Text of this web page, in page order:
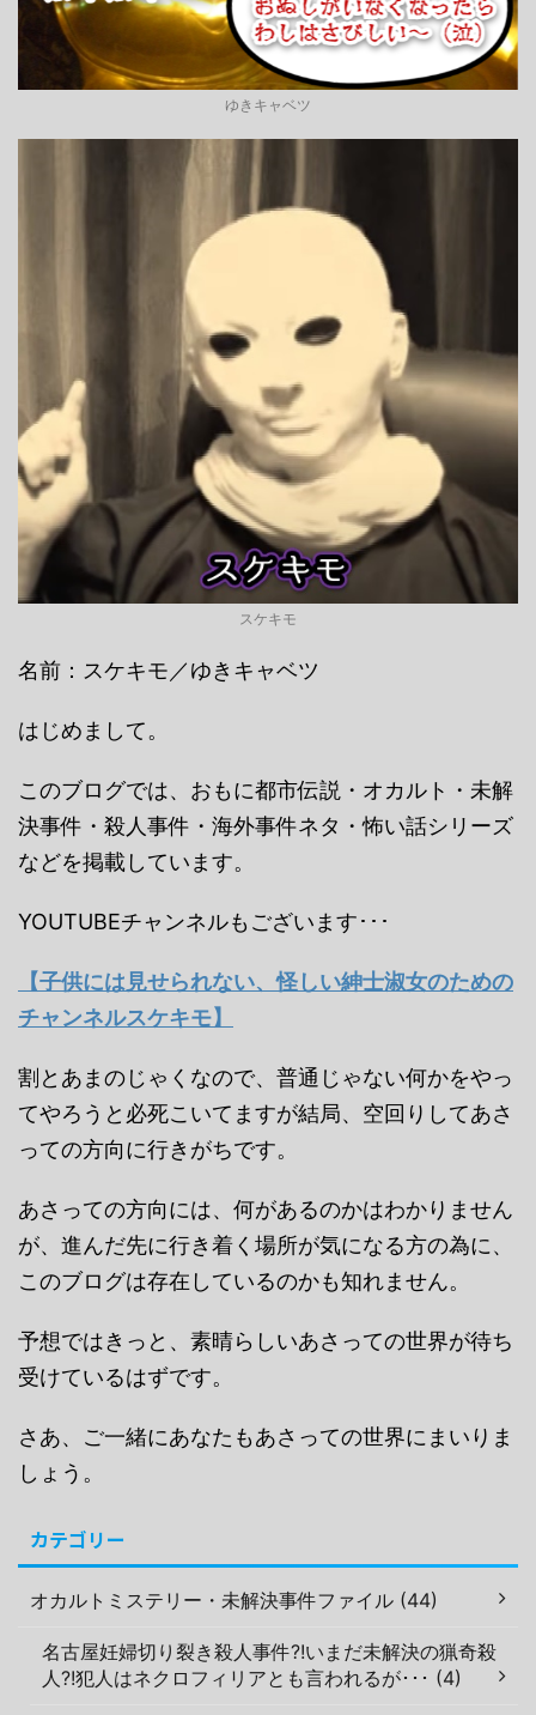
ゆきキャベツ
スケキモ
名前：スケキモ／ゆきキャベツ
はじめまして。
このブログでは、おもに都市伝説・オカルト・未解
決事件・殺人事件・海外事件ネタ・怖い話シリーズ
などを掲載しています。
YOUTUBEチャンネルもございます･･･
【子供には見せられない、怪しい紳士淑女のための
チャンネルスケキモ】
割とあまのじゃくなので、普通じゃない何かをやっ
てやろうと必死こいてますが結局、空回りしてあさ
っての方向に行きがちです。
あさっての方向には、何があるのかはわかりません
が、進んだ先に行き着く場所が気になる方の為に、
このブログは存在しているのかも知れません。
予想ではきっと、素晴らしいあさっての世界が待ち
受けているはずです。
さあ、ご一緒にあなたもあさっての世界にまいりま
しょう。
カテゴリー
オカルトミステリー・未解決事件ファイル (44)
名古屋妊婦切り裂き殺人事件?!いまだ未解決の猟奇殺
人?!犯人はネクロフィリアとも言われるが･･･ (4)